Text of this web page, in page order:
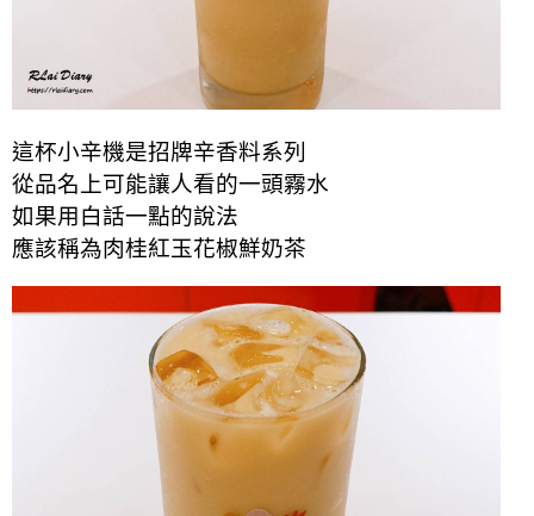
這杯小辛機是招牌辛香料系列
從品名上可能讓人看的一頭霧水
如果用白話一點的說法
應該稱為肉桂紅玉花椒鮮奶茶